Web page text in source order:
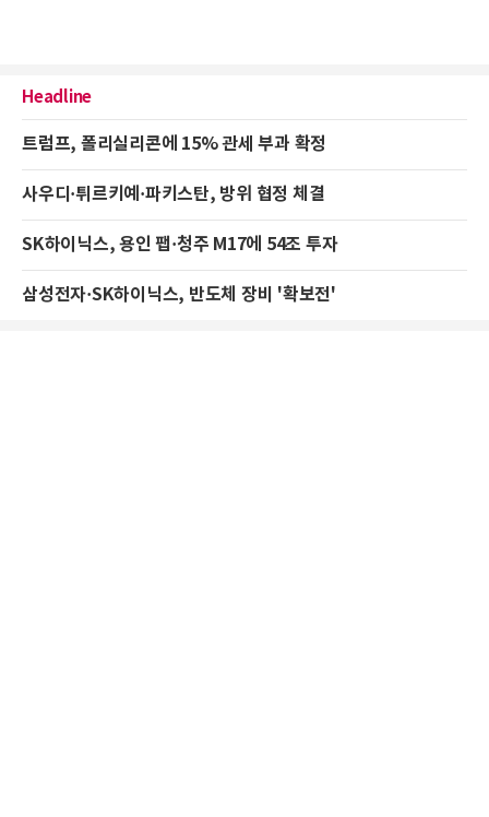
Headline
트럼프, 폴리실리콘에 15% 관세 부과 확정
사우디·튀르키예·파키스탄, 방위 협정 체결
SK하이닉스, 용인 팹·청주 M17에 54조 투자
삼성전자·SK하이닉스, 반도체 장비 '확보전'